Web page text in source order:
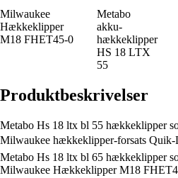
Milwaukee
Hækkeklipper
M18 FHET45-0
Metabo
akku-
hækkeklipper
HS 18 LTX
55
Produktbeskrivelser
Metabo Hs 18 ltx bl 55 hækkeklipper
Milwaukee hækkeklipper-forsats Quik-
Metabo Hs 18 ltx bl 65 hækkeklipper
Milwaukee Hækkeklipper M18